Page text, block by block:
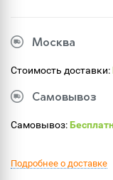
Москва
Стоимость доставки:
Самовывоз
Самовывоз:
Подробнее о доставке